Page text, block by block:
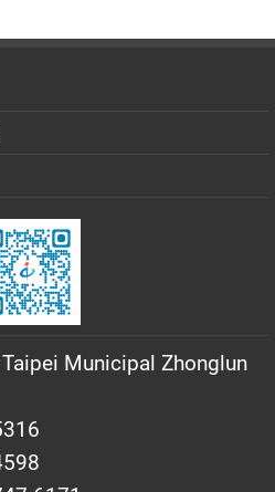
Taipei Municipal Zhonglun